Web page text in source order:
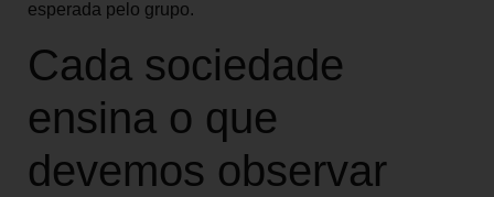
esperada pelo grupo.
Cada sociedade
ensina o que
devemos observar